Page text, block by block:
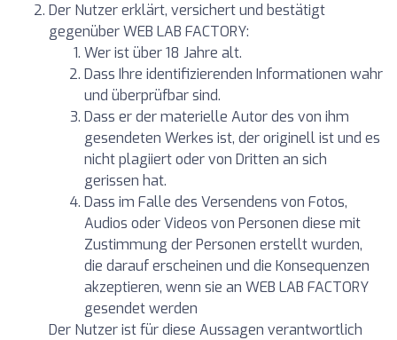
Der Nutzer erklärt, versichert und bestätigt
gegenüber WEB LAB FACTORY:
Wer ist über 18 Jahre alt.
Dass Ihre identifizierenden Informationen wahr
und überprüfbar sind.
Dass er der materielle Autor des von ihm
gesendeten Werkes ist, der originell ist und es
nicht plagiiert oder von Dritten an sich
gerissen hat.
Dass im Falle des Versendens von Fotos,
Audios oder Videos von Personen diese mit
Zustimmung der Personen erstellt wurden,
die darauf erscheinen und die Konsequenzen
akzeptieren, wenn sie an WEB LAB FACTORY
gesendet werden
Der Nutzer ist für diese Aussagen verantwortlich